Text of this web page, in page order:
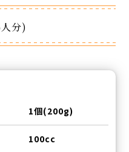
分)
1個(200g)
100cc